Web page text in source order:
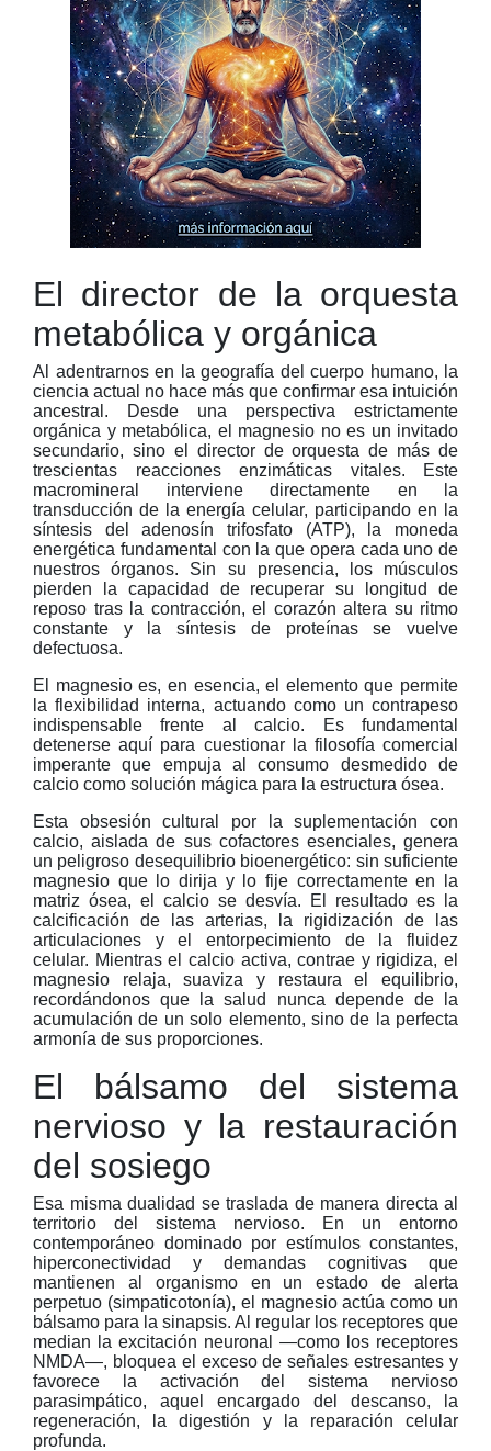
El director de la orquesta
metabólica y orgánica
Al adentrarnos en la geografía del cuerpo humano, la
ciencia actual no hace más que confirmar esa intuición
ancestral. Desde una perspectiva estrictamente
orgánica y metabólica, el magnesio no es un invitado
secundario, sino el director de orquesta de más de
trescientas reacciones enzimáticas vitales. Este
macromineral interviene directamente en la
transducción de la energía celular, participando en la
síntesis del adenosín trifosfato (ATP), la moneda
energética fundamental con la que opera cada uno de
nuestros órganos. Sin su presencia, los músculos
pierden la capacidad de recuperar su longitud de
reposo tras la contracción, el corazón altera su ritmo
constante y la síntesis de proteínas se vuelve
defectuosa.
El magnesio es, en esencia, el elemento que permite
la flexibilidad interna, actuando como un contrapeso
indispensable frente al calcio. Es fundamental
detenerse aquí para cuestionar la filosofía comercial
imperante que empuja al consumo desmedido de
calcio como solución mágica para la estructura ósea.
Esta obsesión cultural por la suplementación con
calcio, aislada de sus cofactores esenciales, genera
un peligroso desequilibrio bioenergético: sin suficiente
magnesio que lo dirija y lo fije correctamente en la
matriz ósea, el calcio se desvía. El resultado es la
calcificación de las arterias, la rigidización de las
articulaciones y el entorpecimiento de la fluidez
celular. Mientras el calcio activa, contrae y rigidiza, el
magnesio relaja, suaviza y restaura el equilibrio,
recordándonos que la salud nunca depende de la
acumulación de un solo elemento, sino de la perfecta
armonía de sus proporciones.
El bálsamo del sistema
nervioso y la restauración
del sosiego
Esa misma dualidad se traslada de manera directa al
territorio del sistema nervioso. En un entorno
contemporáneo dominado por estímulos constantes,
hiperconectividad y demandas cognitivas que
mantienen al organismo en un estado de alerta
perpetuo (simpaticotonía), el magnesio actúa como un
bálsamo para la sinapsis. Al regular los receptores que
median la excitación neuronal —como los receptores
NMDA—, bloquea el exceso de señales estresantes y
favorece la activación del sistema nervioso
parasimpático, aquel encargado del descanso, la
regeneración, la digestión y la reparación celular
profunda.